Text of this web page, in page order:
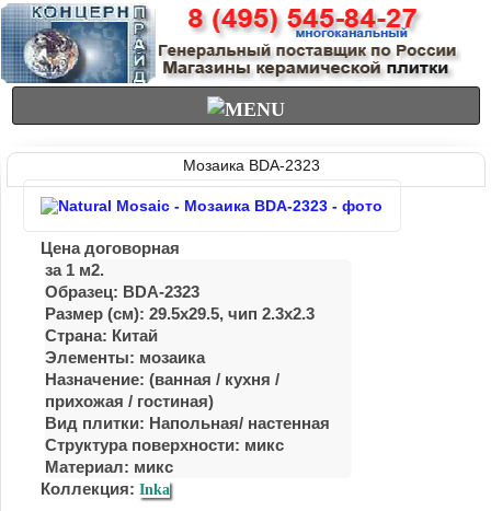
Мозаика BDA-2323
Цена договорная
за 1 м2.
Образец: BDA-2323
Размер (см): 29.5x29.5, чип 2.3x2.3
Страна: Китай
Элементы: мозаика
Назначение: (ванная / куxня /
приxожая / гостиная)
Вид плитки: Напольная/ настенная
Структура поверхности: микс
Материал: микс
Коллекция: Inka